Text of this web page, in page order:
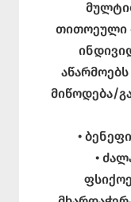
თითოეული
მიწოდება/
•
•